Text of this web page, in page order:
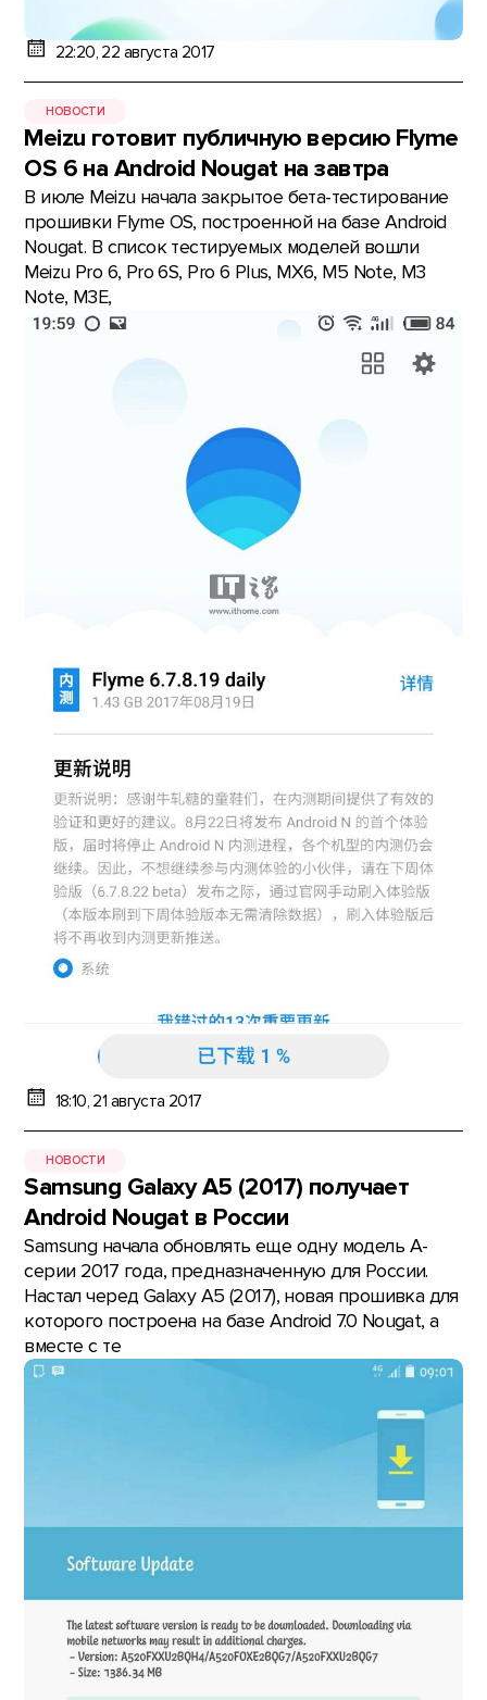
22:20, 22 августа 2017
НОВОСТИ
Meizu готовит публичную версию Flyme
OS 6 на Android Nougat на завтра
В июле Meizu начала закрытое бета-тестирование
прошивки Flyme OS, построенной на базе Android
Nougat. В список тестируемых моделей вошли
Meizu Pro 6, Pro 6S, Pro 6 Plus, MX6, M5 Note, M3
Note, M3E,
18:10, 21 августа 2017
НОВОСТИ
Samsung Galaxy A5 (2017) получает
Android Nougat в России
Samsung начала обновлять еще одну модель А-
серии 2017 года, предназначенную для России.
Настал черед Galaxy A5 (2017), новая прошивка для
которого построена на базе Android 7.0 Nougat, а
вместе с те